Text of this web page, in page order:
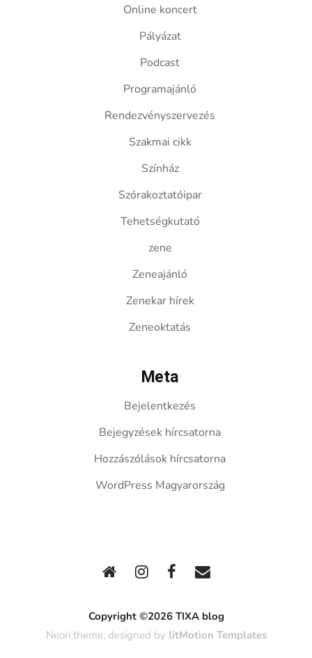
Online koncert
Pályázat
Podcast
Programajánló
Rendezvényszervezés
Szakmai cikk
Színház
Szórakoztatóipar
Tehetségkutató
zene
Zeneajánló
Zenekar hírek
Zeneoktatás
Meta
Bejelentkezés
Bejegyzések hírcsatorna
Hozzászólások hírcsatorna
WordPress Magyarország
Copyright ©2026 TIXA blog
Neori theme, designed by litMotion Templates